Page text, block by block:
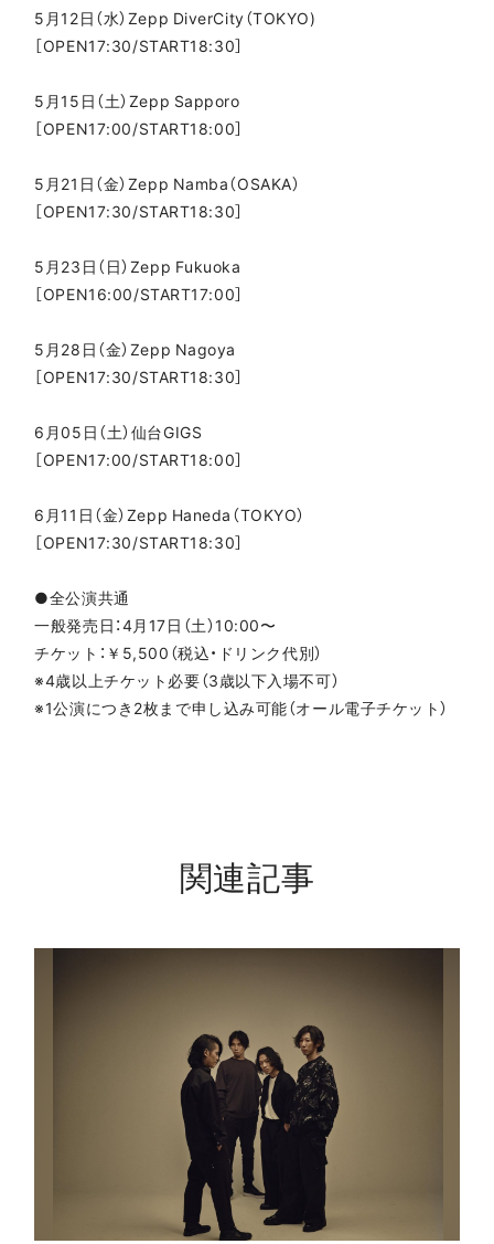
5月12日（水）Zepp DiverCity（TOKYO)
［OPEN17:30/START18:30］
5月15日（土）Zepp Sapporo
［OPEN17:00/START18:00］
5月21日（金）Zepp Namba（OSAKA）
［OPEN17:30/START18:30］
5月23日（日）Zepp Fukuoka
［OPEN16:00/START17:00］
5月28日（金）Zepp Nagoya
［OPEN17:30/START18:30］
6月05日（土）仙台GIGS
［OPEN17:00/START18:00］
6月11日（金）Zepp Haneda（TOKYO）
［OPEN17:30/START18:30］
●全公演共通
一般発売日：4月17日（土）10:00〜
チケット：￥5,500（税込・ドリンク代別）
※4歳以上チケット必要（3歳以下入場不可）
※1公演につき2枚まで申し込み可能（オール電子チケット）
関連記事